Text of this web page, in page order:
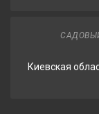
Киевская